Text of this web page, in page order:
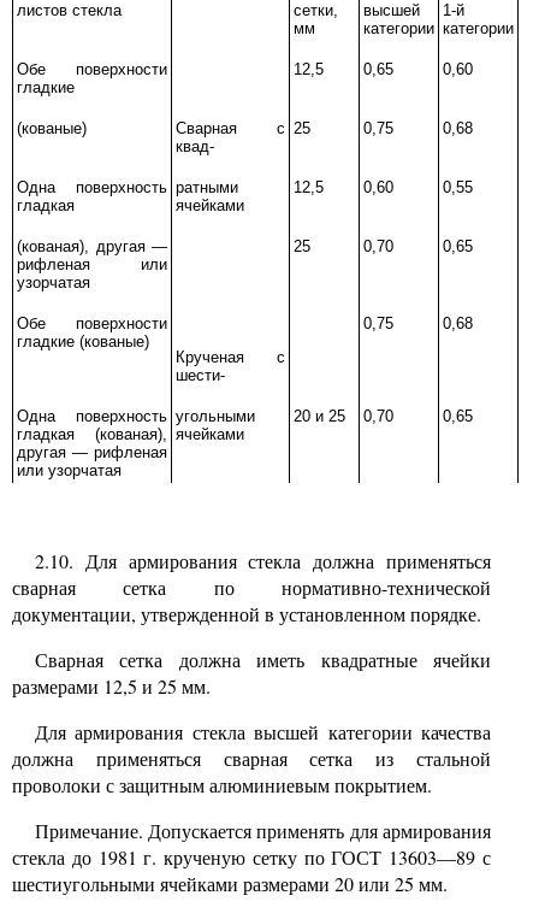
листов стекла
сетки,
мм
высшей
категории
1-й
категории
Обе поверхности
гладкие
12,5 0,65 0,60
(кованые)
Сварная с
квад-
25 0,75 0,68
Одна поверхность
гладкая
ратными
ячейками
12,5 0,60 0,55
(кованая), другая—
рифленая или
узорчатая
25 0,70 0,65
Обе поверхности
гладкие (кованые)
Крученая с
шести-
0,75 0,68
Одна поверхность
гладкая (кованая),
другая — рифленая
или узорчатая
угольными
ячейками
20 и 25 0,70 0,65
2.10. Для армирования стекла должна применяться
сварная сетка по нормативно-технической
документации, утвержденной в установленном порядке.
Сварная сетка должна иметь квадратные ячейки
размерами 12,5 и 25 мм.
Для армирования стекла высшей категории качества
должна применяться сварная сетка из стальной
проволоки с защитным алюминиевым покрытием.
Примечание. Допускается применять для армирования
стекла до 1981 г. крученую сетку по ГОСТ 13603—89 с
шестиугольными ячейками размерами 20или 25 мм.